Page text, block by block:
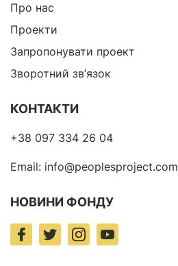
Про нас
Проекти
Запропонувати проект
Зворотний зв’язок
КОНТАКТИ
+38 097 334 26 04
Email: info@peoplesproject.com
НОВИНИ ФОНДУ